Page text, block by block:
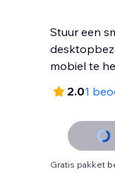
Stuur een
mobiel te
2.01
Gratis pakket